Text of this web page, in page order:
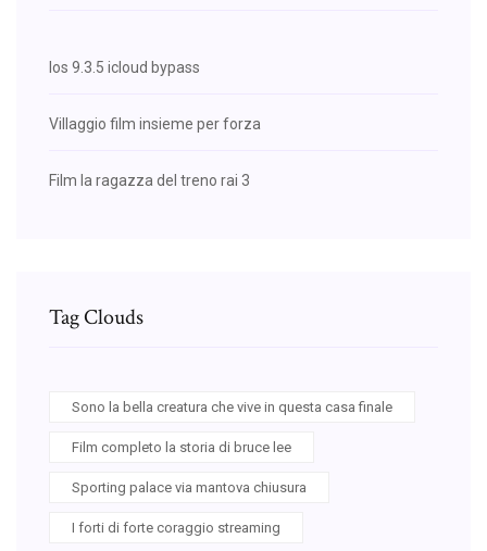
Ios 9.3.5 icloud bypass
Villaggio film insieme per forza
Film la ragazza del treno rai 3
Tag Clouds
Sono la bella creatura che vive in questa casa finale
Film completo la storia di bruce lee
Sporting palace via mantova chiusura
I forti di forte coraggio streaming